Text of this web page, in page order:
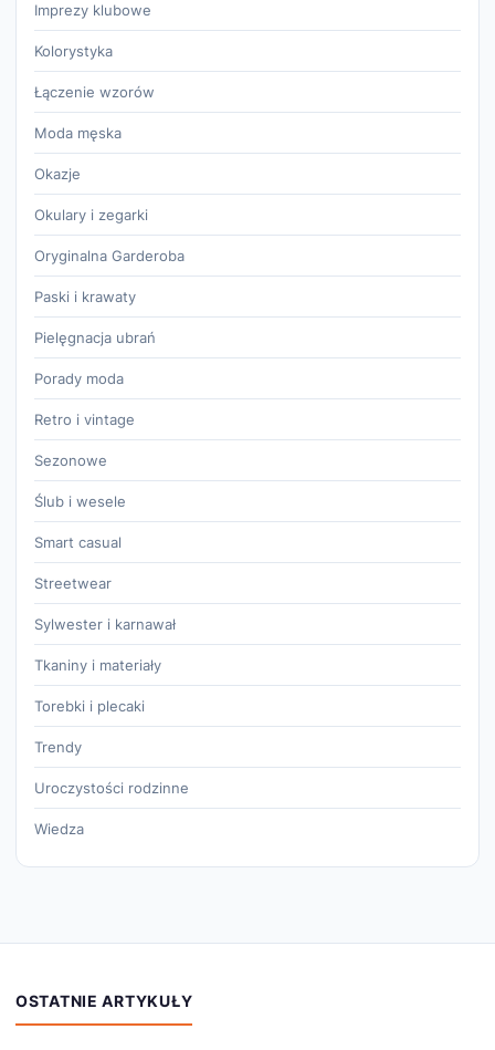
Imprezy klubowe
Kolorystyka
Łączenie wzorów
Moda męska
Okazje
Okulary i zegarki
Oryginalna Garderoba
Paski i krawaty
Pielęgnacja ubrań
Porady moda
Retro i vintage
Sezonowe
Ślub i wesele
Smart casual
Streetwear
Sylwester i karnawał
Tkaniny i materiały
Torebki i plecaki
Trendy
Uroczystości rodzinne
Wiedza
OSTATNIE ARTYKUŁY